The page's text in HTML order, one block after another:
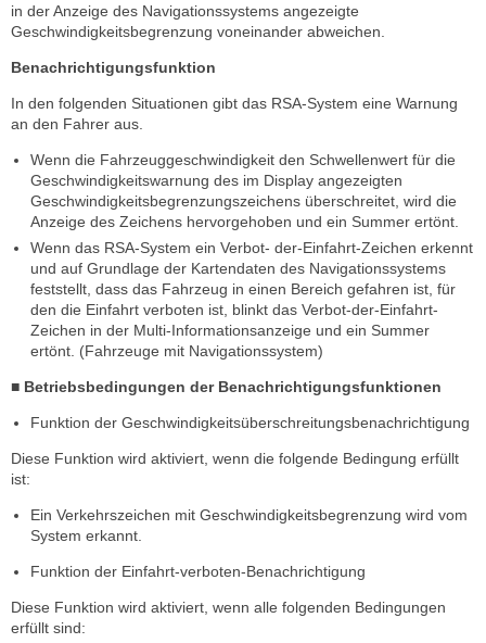
in der Anzeige des Navigationssystems angezeigte
Geschwindigkeitsbegrenzung voneinander abweichen.
Benachrichtigungsfunktion
In den folgenden Situationen gibt das RSA-System eine Warnung
an den Fahrer aus.
Wenn die Fahrzeuggeschwindigkeit den Schwellenwert für die
Geschwindigkeitswarnung des im Display angezeigten
Geschwindigkeitsbegrenzungszeichens überschreitet, wird die
Anzeige des Zeichens hervorgehoben und ein Summer ertönt.
Wenn das RSA-System ein Verbot- der-Einfahrt-Zeichen erkennt
und auf Grundlage der Kartendaten des Navigationssystems
feststellt, dass das Fahrzeug in einen Bereich gefahren ist, für
den die Einfahrt verboten ist, blinkt das Verbot-der-Einfahrt-
Zeichen in der Multi-Informationsanzeige und ein Summer
ertönt. (Fahrzeuge mit Navigationssystem)
■ Betriebsbedingungen der Benachrichtigungsfunktionen
Funktion der Geschwindigkeitsüberschreitungsbenachrichtigung
Diese Funktion wird aktiviert, wenn die folgende Bedingung erfüllt
ist:
Ein Verkehrszeichen mit Geschwindigkeitsbegrenzung wird vom
System erkannt.
Funktion der Einfahrt-verboten-Benachrichtigung
Diese Funktion wird aktiviert, wenn alle folgenden Bedingungen
erfüllt sind: